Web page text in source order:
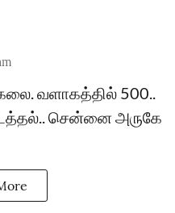
வளாகத்தில் 500..
சென்னை அருகே